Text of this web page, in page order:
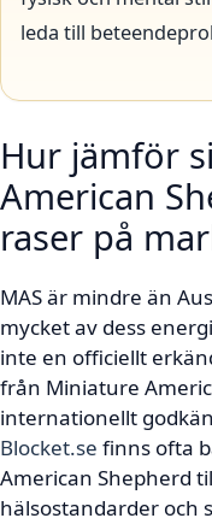
leda till
Hur jämför
American
raser på
MAS är mindre än
mycket av dess
inte en officiellt
från Miniature
internationellt
Blocket.se finns ofta
American Shepherd
hälsostandarder och